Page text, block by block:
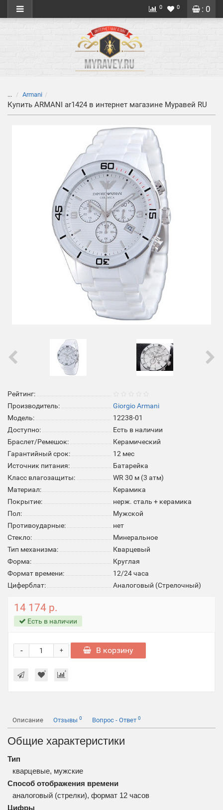
: 0
0 0
... Armani
Купить ARMANI ar1424 в интернет магазине Муравей RU
Рейтинг:
Производитель:
Giorgio Armani
Модель:
12238-01
Доступно:
Есть в наличии
Браслет/Ремешок:
Керамический
Гарантийный срок:
12 мес
Источник питания:
Батарейка
Класс влагозащиты:
WR 30 м (3 атм)
Материал:
Керамика
Покрытие:
нерж. сталь + керамика
Пол:
Мужской
Противоударные:
нет
Стекло:
Минеральное
Тип механизма:
Кварцевый
Форма:
Круглая
Формат времени:
12/24 часа
Циферблат:
Аналоговый (Стрелочный)
14 174 р.
Есть в наличии
+
- В корзину
Описание Отзывы 0 Вопрос - Ответ 0
Общие характеристики
Тип
кварцевые, мужские
Способ отображения времени
аналоговый (стрелки), формат 12 часов
Цифры